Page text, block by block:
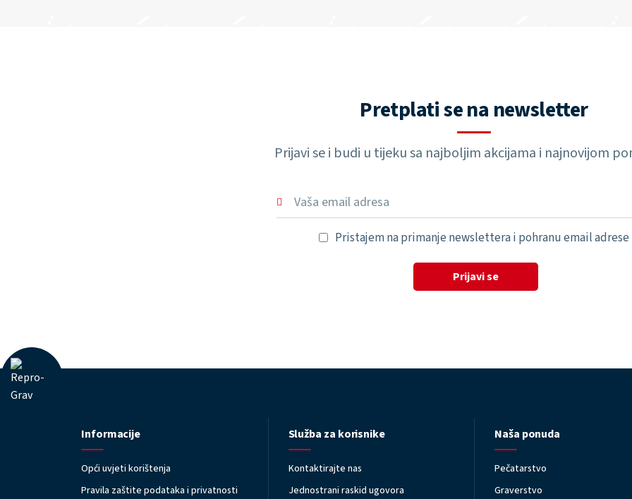
Pretplati se na newsletter
Prijavi se i budi u tijeku sa najboljim akcijama i najnovijom
Pristajem na primanje newslettera i pohranu email adrese
Prijavi se
Informacije
Opći uvjeti korištenja
Pravila zaštite podataka i privatnosti
Služba za korisnike
Kontaktirajte nas
Jednostrani raskid ugovora
Naša ponuda
Pečatarstvo
Graverstvo